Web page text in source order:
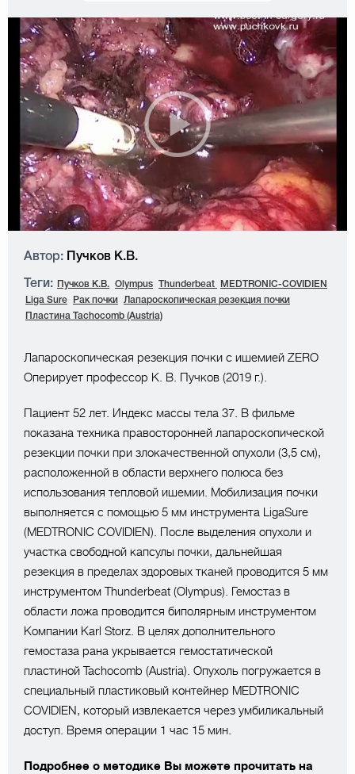
Автор: Пучков К.В.
Теги: Пучков К.В. Olympus Thunderbeat
MEDTRONIC-COVIDIEN
Liga Sure
Рак почки
Лапароскопическая резекция почки
Пластина Tachocomb (Austria)
Лапароскопическая резекция почки с ишемией ZERO
Оперирует профессор К. В. Пучков (2019 г.).
Пациент 52 лет. Индекс массы тела 37. В фильме
показана техника правосторонней лапароскопической
резекции почки при злокачественной опухоли (3,5 см),
расположенной в области верхнего полюса без
использования тепловой ишемии. Мобилизация почки
выполняется с помощью 5 мм инструмента LigaSure
(MEDTRONIC COVIDIEN). После выделения опухоли и
участка свободной капсулы почки, дальнейшая
резекция в пределах здоровых тканей проводится 5 мм
инструментом Thunderbeat (Olympus). Гемостаз в
области ложа проводится биполярным инструментом
Компании Karl Storz. В целях дополнительного
гемостаза рана укрывается гемостатической
пластиной Tachocomb (Austria). Опухоль погружается в
специальный пластиковый контейнер MEDTRONIC
COVIDIEN, который извлекается через умбиликальный
доступ. Время операции 1 час 15 мин.
Подробнее о методике Вы можете прочитать на